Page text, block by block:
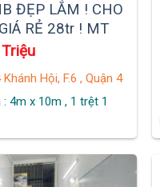
ĐẸP LẮM ! CHO
RẺ 28tr ! MT
kinh doanh
Hội, F.6 , Quận 4
4m x 10m , 1 trệt 1